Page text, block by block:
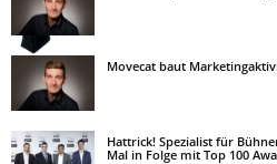
Movecat baut
Hattrick! Spezialist für
Mal in Folge mit Top 100